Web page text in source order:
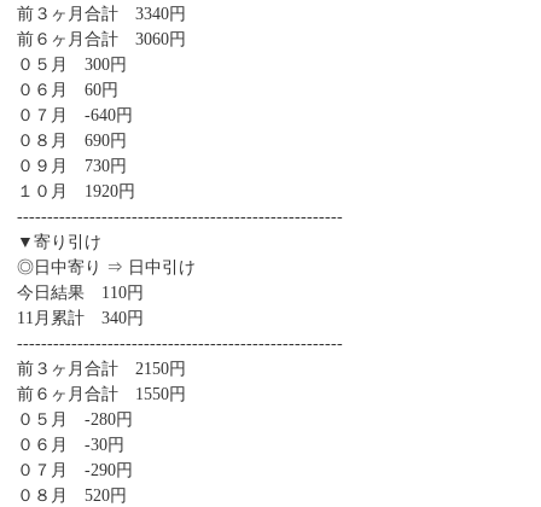
前３ヶ月合計 3340円
前６ヶ月合計 3060円
０５月 300円
０６月 60円
０７月 -640円
０８月 690円
０９月 730円
１０月 1920円
------------------------------------------------------
▼寄り引け
◎日中寄り ⇒ 日中引け
今日結果 110円
11月累計 340円
------------------------------------------------------
前３ヶ月合計 2150円
前６ヶ月合計 1550円
０５月 -280円
０６月 -30円
０７月 -290円
０８月 520円